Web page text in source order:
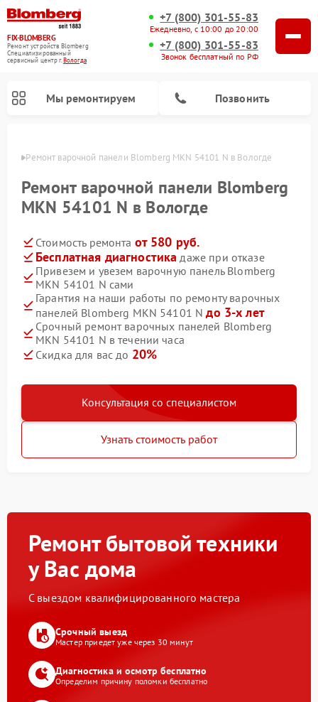
FIX-BLOMBERG
Ремонт устройств Blomberg
Специализированный
cервисный центр г.Вологда
+7 (800) 301-55-83
Ежедневно, с 10:00 до 20:00
+7 (800) 301-55-83
Звонок бесплатный по РФ
Мы ремонтируем Позвонить
Ремонт варочной панели Blomberg MKN 54101 N в Вологде
Ремонт варочной панели Blomberg
MKN 54101 N в Вологде
Стоимость ремонта от 580 руб.
Бесплатная диагностика даже при отказе
Привезем и увезем варочную панель Blomberg
MKN 54101 N сами
Гарантия на наши работы по ремонту варочных
панелей Blomberg MKN 54101 Nдо 3-х лет
Срочный ремонт варочных панелей Blomberg
MKN 54101 N в течении часа
Скидка для вас до 20%
Консультация со специалистом
Узнать стоимость работ
Ремонт бытовой техники
у Вас дома
С выездом квалифицированного мастера
Срочный выезд
Мастер приедет уже через 30 минут
Диагностика и осмотр бесплатно
Определим причину поломки бесплатно